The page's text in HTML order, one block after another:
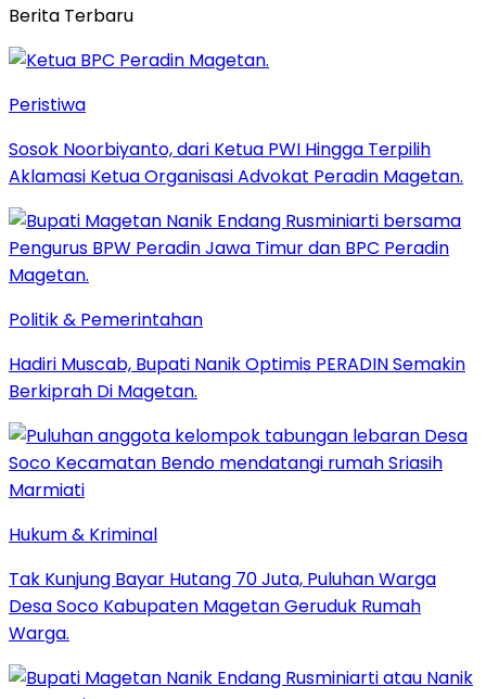
Berita Terbaru
Peristiwa
Sosok Noorbiyanto, dari Ketua PWI Hingga Terpilih
Aklamasi Ketua Organisasi Advokat Peradin Magetan.
Politik & Pemerintahan
Hadiri Muscab, Bupati Nanik Optimis PERADIN Semakin
Berkiprah Di Magetan.
Hukum & Kriminal
Tak Kunjung Bayar Hutang 70 Juta, Puluhan Warga
Desa Soco Kabupaten Magetan Geruduk Rumah
Warga.